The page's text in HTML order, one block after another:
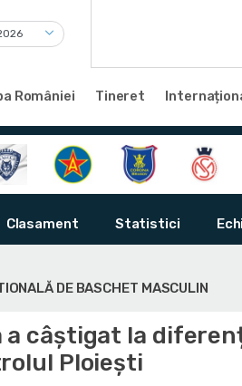
României Tineret
Clasament Statistici
DE BASCHET MASCULIN
a câștigat la
Ploiești